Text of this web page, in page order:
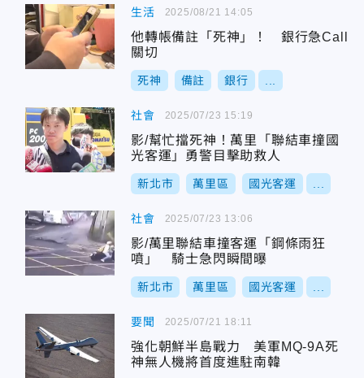
生活
他轉帳備註「死神」！ 銀行急Call
關切
死神 備註 銀行
2025/08/21 14:05
社會
影/幫忙擋死神！萬里「聯結車撞國
光客運」勇警目擊助救人
新北市 萬里區 國光客運
2025/07/23 15:19
社會
影/萬里聯結車撞客運「鋼條雨狂
噴」 騎士急閃瞬間曝
新北市 萬里區 國光客運
2025/07/23 13:06
要聞
強化朝鮮半島戰力 美軍MQ-9A死
神無人機將首度進駐南韓
2025/07/21 18:11